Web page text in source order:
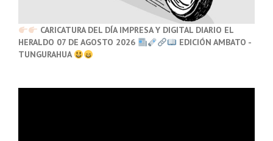
CARICATURA DEL DÍA IMPRESA Y DIGITAL DIARIO EL
HERALDO 07 DE AGOSTO 2026
EDICIÓN AMBATO -
TUNGURAHUA